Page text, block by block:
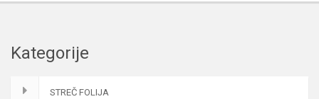
Kategorije
STREČ FOLIJA